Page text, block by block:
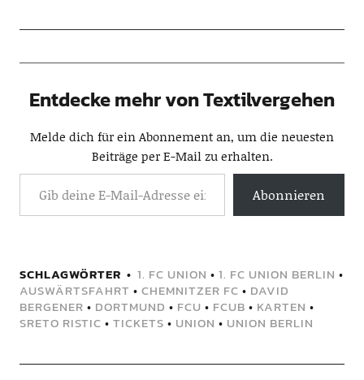
Entdecke mehr von Textilvergehen
Melde dich für ein Abonnement an, um die neuesten
Beiträge per E-Mail zu erhalten.
Abonnieren
SCHLAGWÖRTER 1. FC UNION • 1. FC UNION BERLIN •
AUSWÄRTSFAHRT • CHEMNITZER FC • DAVID
BERGENER • DORTMUND • FCU • FCUB • KARTEN •
SRETO RISTIC • TICKETS • UNION • UNION BERLIN